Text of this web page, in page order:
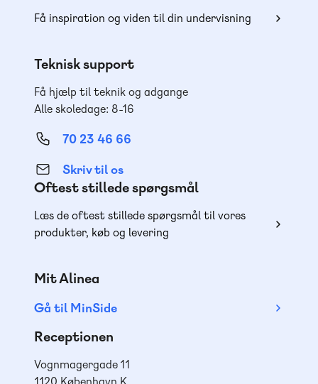
Få inspiration og viden til din undervisning
Teknisk support
Få hjælp til teknik og adgange
Alle skoledage: 8-16
70 23 46 66
Skriv til os
Oftest stillede spørgsmål
Læs de oftest stillede spørgsmål til vores
produkter, køb og levering
Mit Alinea
Gå til MinSide
Receptionen
Vognmagergade 11